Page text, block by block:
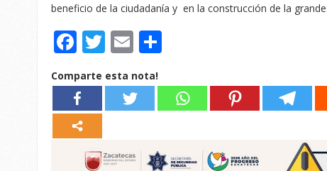
beneficio de la ciudadanía y en la construcción de la
Facebook
Twitter
Email
Comparte esta nota!